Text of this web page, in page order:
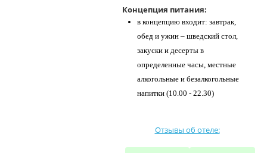
Концепция питания:
в концепцию входит: завтрак,
обед и ужин – шведский стол,
закуски и десерты в
определенные часы, местные
алкогольные и безалкогольные
напитки (10.00 - 22.30)
Отзывы об отеле: